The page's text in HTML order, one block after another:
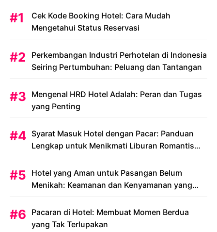
Cek Kode Booking Hotel: Cara Mudah
Mengetahui Status Reservasi
Perkembangan Industri Perhotelan di Indonesia
Seiring Pertumbuhan: Peluang dan Tantangan
Mengenal HRD Hotel Adalah: Peran dan Tugas
yang Penting
Syarat Masuk Hotel dengan Pacar: Panduan
Lengkap untuk Menikmati Liburan Romantis
Hotel yang Aman untuk Pasangan Belum
Menikah: Keamanan dan Kenyamanan yang
Pacaran di Hotel: Membuat Momen Berdua
yang Tak Terlupakan